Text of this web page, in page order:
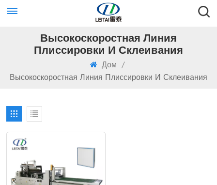
Высокоскоростная Линия
Плиссировки И Склеивания
Дом
/
Высокоскоростная Линия Плиссировки И Склеивания